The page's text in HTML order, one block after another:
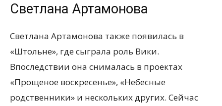
Светлана Артамонова
Светлана Артамонова также появилась в
«Штольне», где сыграла роль Вики.
Впоследствии она снималась в проектах
«Прощеное воскресенье», «Небесные
родственники» и нескольких других. Сейчас